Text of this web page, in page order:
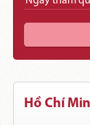
Hồ Chí